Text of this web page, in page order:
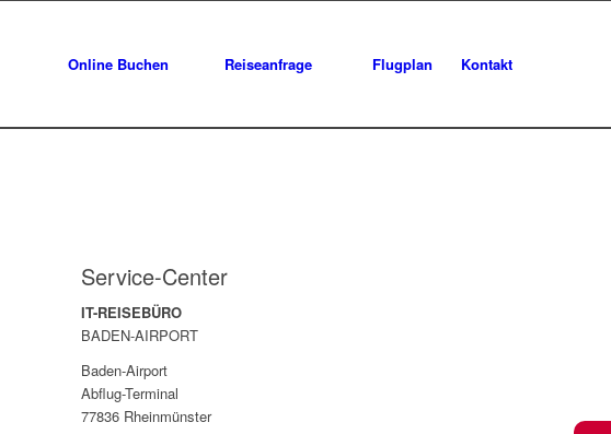
Online Buchen Reiseanfrage Flugplan Kontakt
Service-Center
IT-REISEBÜRO
BADEN-AIRPORT
Baden-Airport
Abflug-Terminal
77836 Rheinmünster